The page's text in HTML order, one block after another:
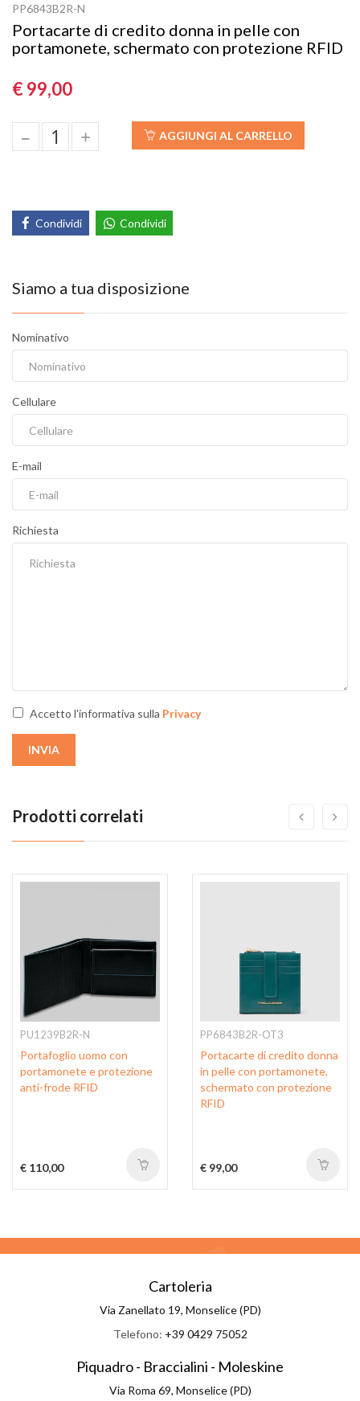
PP6843B2R-N
Portacarte di credito donna in pelle con
portamonete, schermato con protezione RFID
€ 99,00
– + AGGIUNGI AL CARRELLO
Condividi Condividi
Siamo a tua disposizione
Nominativo
Cellulare
E-mail
Richiesta
Accetto l'informativa sulla Privacy
INVIA
Prodotti correlati
PU1239B2R-N
Portafoglio uomo con
portamonete e protezione
anti-frode RFID
€ 110,00
PP6843B2R-OT3
Portacarte di credito donna
in pelle con portamonete,
schermato con protezione
RFID
€ 99,00
Cartoleria
Via Zanellato 19, Monselice (PD)
Telefono: +39 0429 75052
Piquadro - Braccialini - Moleskine
Via Roma 69, Monselice (PD)